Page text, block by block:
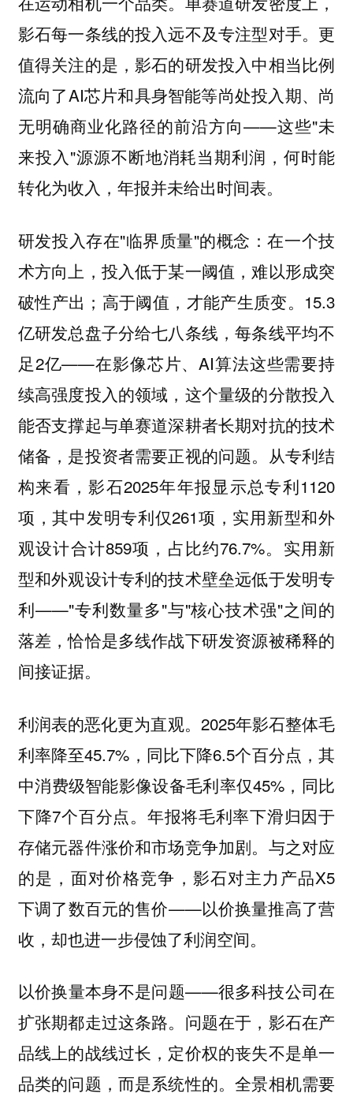
影石每一条线的投入远不及专注型对手。更
值得关注的是，影石的研发投入中相当比例
流向了AI芯片和具身智能等尚处投入期、尚
无明确商业化路径的前沿方向——这些"未
来投入"源源不断地消耗当期利润，何时能
转化为收入，年报并未给出时间表。
研发投入存在"临界质量"的概念：在一个技
术方向上，投入低于某一阈值，难以形成突
破性产出；高于阈值，才能产生质变。15.3
亿研发总盘子分给七八条线，每条线平均不
足2亿——在影像芯片、AI算法这些需要持
续高强度投入的领域，这个量级的分散投入
能否支撑起与单赛道深耕者长期对抗的技术
储备，是投资者需要正视的问题。从专利结
构来看，影石2025年年报显示总专利1120
项，其中发明专利仅261项，实用新型和外
观设计合计859项，占比约76.7%。实用新
型和外观设计专利的技术壁垒远低于发明专
利——"专利数量多"与"核心技术强"之间的
落差，恰恰是多线作战下研发资源被稀释的
间接证据。
利润表的恶化更为直观。2025年影石整体毛
利率降至45.7%，同比下降6.5个百分点，其
中消费级智能影像设备毛利率仅45%，同比
下降7个百分点。年报将毛利率下滑归因于
存储元器件涨价和市场竞争加剧。与之对应
的是，面对价格竞争，影石对主力产品X5
下调了数百元的售价——以价换量推高了营
收，却也进一步侵蚀了利润空间。
以价换量本身不是问题——很多科技公司在
扩张期都走过这条路。问题在于，影石在产
品线上的战线过长，定价权的丧失不是单一
品类的问题，而是系统性的。全景相机需要